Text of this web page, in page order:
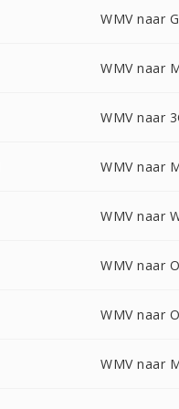
WMV naar
WMV naar
WMV naar
WMV naar
WMV naar
WMV naar
WMV naar
WMV naar